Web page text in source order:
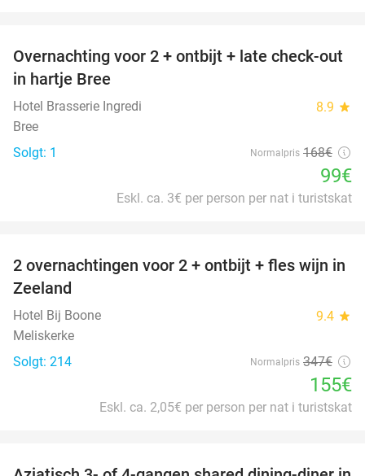
41%
DAG
Overnachting voor 2 + ontbijt + late check-out
in hartje Bree
Hotel Brasserie Ingredi 8.9 star
Bree
Solgt: 1
Normalpris 168€
99€
Eskl. ca. 3€ per person per nat i turistskat
55%
2 overnachtingen voor 2 + ontbijt + fles wijn in
Zeeland
Hotel Bij Boone 9.4 star
Meliskerke
Solgt: 214
Normalpris 347€
155€
Eskl. ca. 2,05€ per person per nat i turistskat